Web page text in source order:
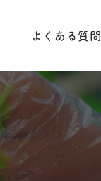
よくある質問